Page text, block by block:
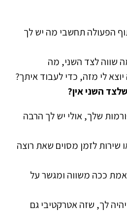
הפעולה תחשבי מה יש לך
שווה לצד השני, מה
לי מזה, כדי לעבוד איתך?
השני אין?
שלך, אולי יש לך הרבה
שירות לזמן מסוים שאת רוצה
ככה משווה ומגשר על
לך, שזה אטרקטיבי גם